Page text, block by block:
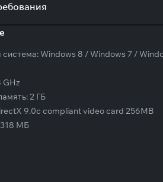
Windows 8 / Windows 7 /
GHz
2 ГБ
9.0c compliant video card 256MB
318 МБ